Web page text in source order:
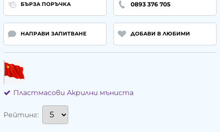
БЪРЗА ПОРЪЧКА 0893 376 705
НАПРАВИ ЗАПИТВАНЕ ДОБАВИ В ЛЮБИМИ
Пластмасови Акрилни мъниста
Рейтинг: